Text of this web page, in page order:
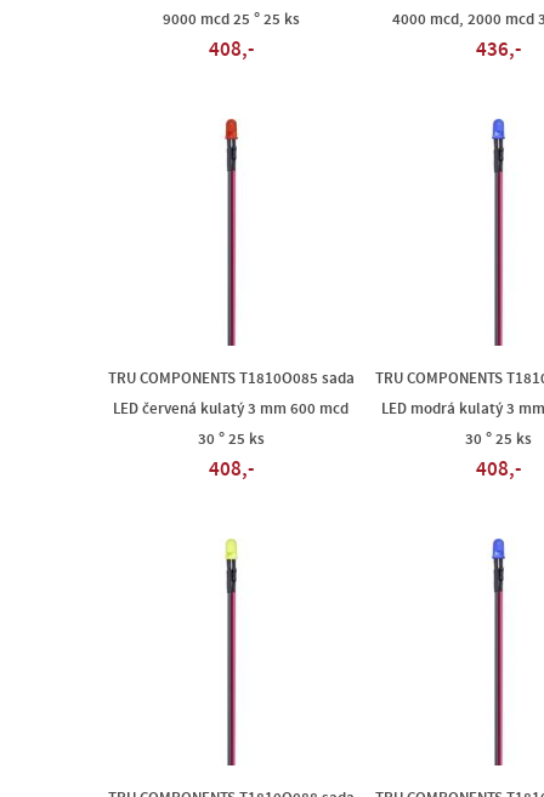
9000 mcd 25 ° 25 ks
408,-
4000 mcd, 2000 mcd
436,-
TRU COMPONENTS T1810O085 sada
LED červená kulatý 3 mm 600 mcd
30 ° 25 ks
408,-
TRU COMPONENTS
LED modrá kulatý 3
30 ° 25 ks
408,-